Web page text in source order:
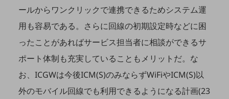
モバイル・ICTサービスをオンラインで
法人向けモバイルトップ
はじめての方へ
サービス・商品を探す
新規会員登録/ログインはこちら
100回線以上のお問い合わせ・お見積りはこちら
ールからワンクリックで連携できるためシステム運
用も容易である。さらに回線の初期設定時などに困
ったことがあればサービス担当者に相談ができるサ
ポート体制も充実していることもメリットだ。な
お、ICGWは今後ICM(S)のみならずWiFiやICM(S)以
外のモバイル回線でも利用できるようになる計画(23